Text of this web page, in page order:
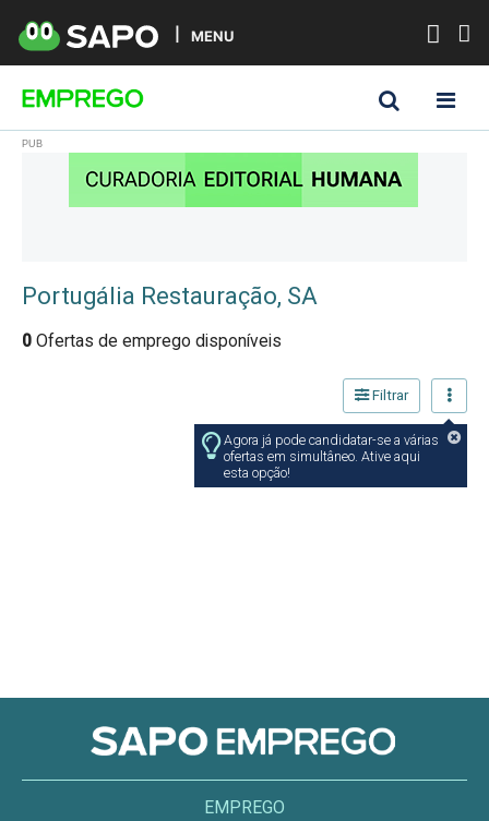
MENU
Portugália Restauração, SA
0 Ofertas de emprego disponíveis
Agora já pode candidatar-se a várias
ofertas em simultâneo. Ative aqui
esta opção!
Filtrar
EMPREGO